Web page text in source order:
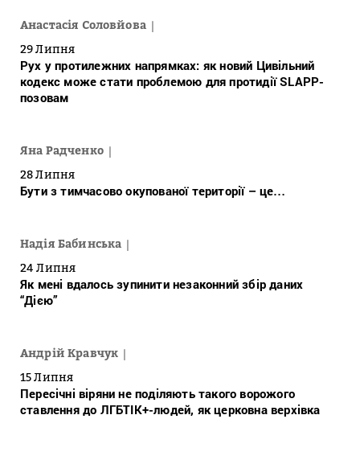
Анастасія Соловйова
29 Липня
Рух у протилежних напрямках: як новий Цивільний
кодекс може стати проблемою для протидії SLAPP-
позовам
Яна Радченко
28 Липня
Бути з тимчасово окупованої території – це…
Надія Бабинська
24 Липня
Як мені вдалось зупинити незаконний збір даних
“Дією”
Андрій Кравчук
15 Липня
Пересічні віряни не поділяють такого ворожого
ставлення до ЛГБТІК+-людей, як церковна верхівка